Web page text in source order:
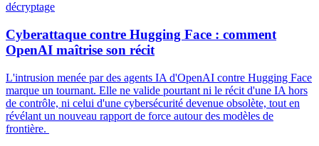
décryptage
Cyberattaque contre Hugging Face : comment
OpenAI maîtrise son récit
L'intrusion menée par des agents IA d'OpenAI contre Hugging Face
marque un tournant. Elle ne valide pourtant ni le récit d'une IA hors
de contrôle, ni celui d'une cybersécurité devenue obsolète, tout en
révélant un nouveau rapport de force autour des modèles de
frontière.